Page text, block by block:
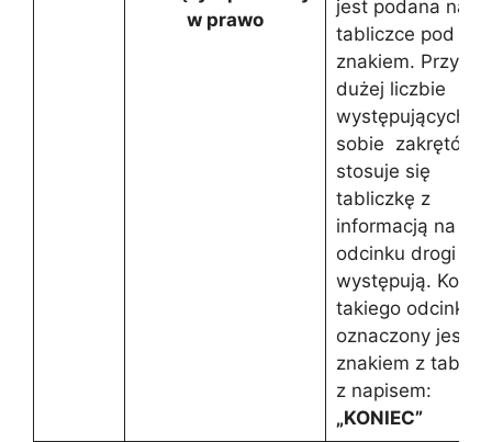
w prawo
jest podana na
tabliczce pod
znakiem. Przy
dużej liczbie
występujących
sobie zakrętów
stosuje się
tabliczkę z
informacją na
odcinku drogi
występują.
takiego odcinka
oznaczony jest
znakiem z
z napisem:
„KONIEC”